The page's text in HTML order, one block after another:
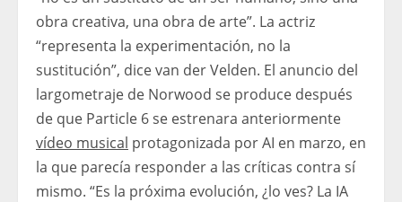
obra creativa, una obra de arte”. La actriz
“representa la experimentación, no la
sustitución”, dice van der Velden. El anuncio del
largometraje de Norwood se produce después
de que Particle 6 se estrenara anteriormente
vídeo musical protagonizada por AI en marzo, en
la que parecía responder a las críticas contra sí
mismo. “Es la próxima evolución, ¿lo ves? La IA